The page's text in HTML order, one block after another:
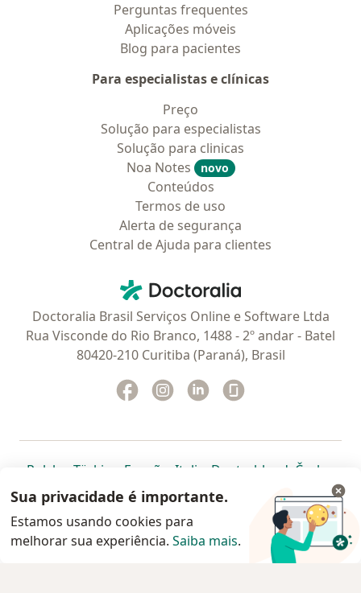
Perguntas frequentes
Aplicações móveis
Blog para pacientes
Para especialistas e clínicas
Preço
Solução para especialistas
Solução para clinicas
Noa Notes
novo
Conteúdos
Termos de uso
Alerta de segurança
Central de Ajuda para clientes
Doctoralia - Homepage
Doctoralia Brasil Serviços Online e Software Ltda
Rua Visconde do Rio Branco, 1488 - 2º andar - Batel
80420-210 Curitiba (Paraná), Brasil
Facebook
abre num novo separador
Instagram
abre num novo separador
Linkedin
abre num novo
Polska abre num novo separador
Türkiye abre num novo separador
España abre num novo separador
Italia abre num novo
Deutschlandabre num
Česko
Portugal abre num novo separador
, México abre num novo separador
, abre num novo separador
Brasil abre num novoabre num
abre
Colombia abre num novo
www.doctoralia.com.br © 2026 - Agende agora sua
Sua privacidade é importante.
Estamos usando cookies para
melhorar sua experiência. Saiba mais.